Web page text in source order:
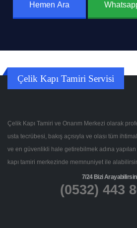
Hemen Ara
Çelik Kapı Tamiri Servisi
Çelik Kapı Tamiri ve Onarım Merkezi olarak
usta tecrübesi, bakış açısıyla ve olası tüm
ve en güvenlikli hale getirebilmek adına
kapı tamiri merkezinde memnuniyet ile
7/24 Bizi
(0532) 443